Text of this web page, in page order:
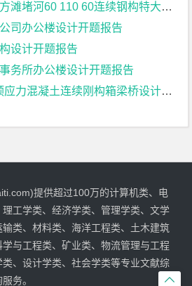
60 110 60连续钢构特大桥上部结构设计开题报告
司办公楼设计开题报告
设计开题报告
务所办公楼设计开题报告
混凝土连续刚构箱梁桥设计开题报告

提供超过100万的计算机类、电
工学类、经济学类、管理学类、文学
类、材料类、海洋工程类、土木建筑
与工程类、矿业类、物流管理与工程
、设计学类、社会学类等专业文献综
务。